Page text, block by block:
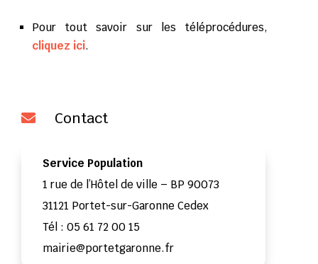
Pour tout savoir sur les téléprocédures,
cliquez ici.
 Contact
Service Population
1 rue de l’Hôtel de ville – BP 90073
31121 Portet-sur-Garonne Cedex
Tél : 05 61 72 00 15
mairie@portetgaronne.fr